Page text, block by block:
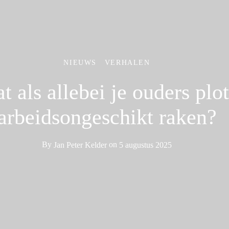
NIEUWS VERHALEN
als allebei je ouders
raken?
By Jan Peter Kelder on 5 augustus 2025